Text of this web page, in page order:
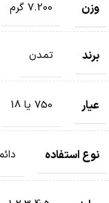
وزن 7.200 گرم
برند تمدن
عیار 750 یا 18
نوع استفاده